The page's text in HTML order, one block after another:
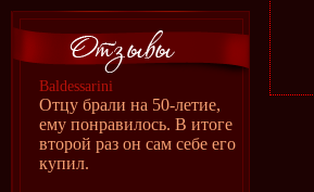
Baldessarini
Отцу брали на 50-летие,
ему понравилось. В итоге
второй раз он сам себе его
купил.